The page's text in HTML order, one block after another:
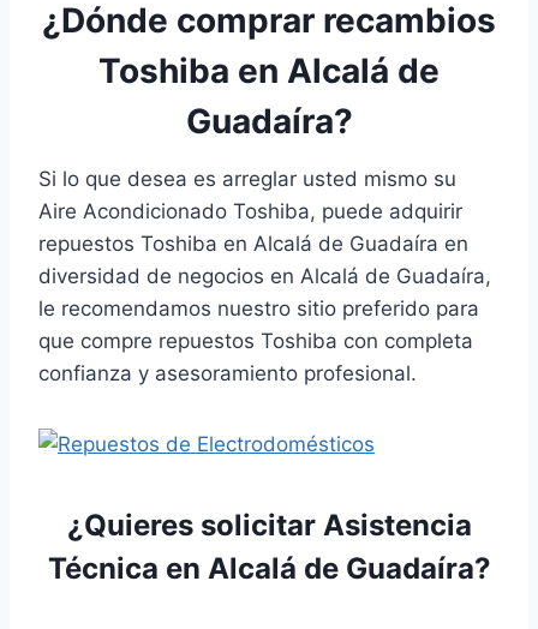
¿Dónde comprar recambios
Toshiba en Alcalá de
Guadaíra?
Si lo que desea es arreglar usted mismo su
Aire Acondicionado Toshiba, puede adquirir
repuestos Toshiba en Alcalá de Guadaíra en
diversidad de negocios en Alcalá de Guadaíra,
le recomendamos nuestro sitio preferido para
que compre repuestos Toshiba con completa
confianza y asesoramiento profesional.
¿Quieres solicitar Asistencia
Técnica en Alcalá de Guadaíra?